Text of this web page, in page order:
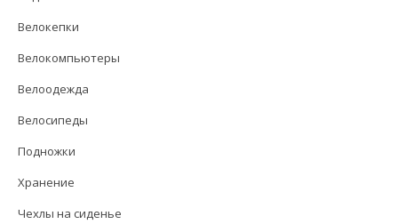
Велокепки
Велокомпьютеры
Велоодежда
Велосипеды
Подножки
Хранение
Чехлы на сиденье